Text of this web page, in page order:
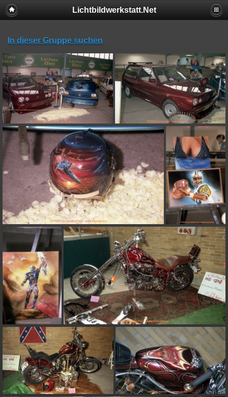
Lichtbildwerkstatt.Net
In dieser Gruppe suchen